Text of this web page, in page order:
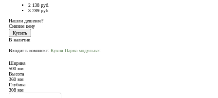
2 138 руб.
3 289 руб.
Нашли дешевле?
Снизим цену
Купить
В наличии
Входит в комплект: Кухня Парма модульная
Ширина
500 мм
Высота
360 мм
Глубина
308 мм